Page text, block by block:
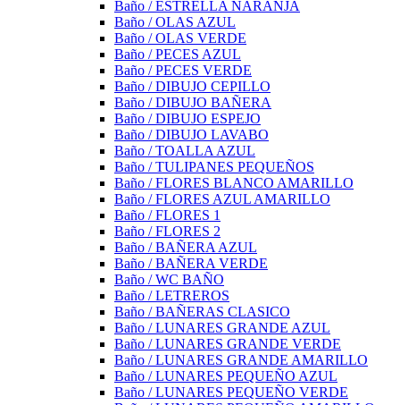
Baño / ESTRELLA NARANJA
Baño / OLAS AZUL
Baño / OLAS VERDE
Baño / PECES AZUL
Baño / PECES VERDE
Baño / DIBUJO CEPILLO
Baño / DIBUJO BAÑERA
Baño / DIBUJO ESPEJO
Baño / DIBUJO LAVABO
Baño / TOALLA AZUL
Baño / TULIPANES PEQUEÑOS
Baño / FLORES BLANCO AMARILLO
Baño / FLORES AZUL AMARILLO
Baño / FLORES 1
Baño / FLORES 2
Baño / BAÑERA AZUL
Baño / BAÑERA VERDE
Baño / WC BAÑO
Baño / LETREROS
Baño / BAÑERAS CLASICO
Baño / LUNARES GRANDE AZUL
Baño / LUNARES GRANDE VERDE
Baño / LUNARES GRANDE AMARILLO
Baño / LUNARES PEQUEÑO AZUL
Baño / LUNARES PEQUEÑO VERDE